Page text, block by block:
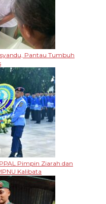
Pantau Tumbuh
Pimpin Ziarah dan
Kalibata